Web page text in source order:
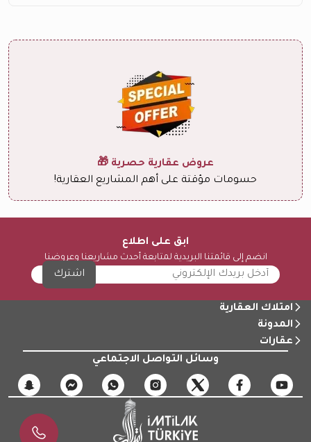
عروض عقارية حصرية 🎁
حسومات مؤقتة على أهم المشاريع العقارية!
ابق على اطلاع
انضم إلى قائمتنا البريدية لمتابعة أحدث مشاريعنا وعروضنا
اشترك
امتلاك العقارية
المدونة
عقارات
وسائل التواصل الاجتماعي